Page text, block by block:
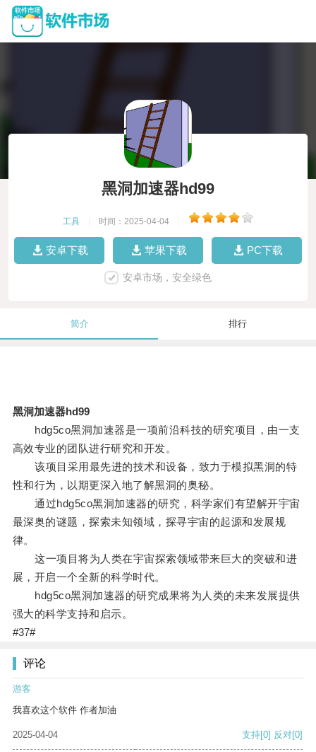
黑洞加速器hd99
工具 时间：2025-04-04
安卓下载 苹果下载 PC下载
安卓市场，安全绿色
简介 排行
黑洞加速器hd99
hdg5co黑洞加速器是一项前沿科技的研究项目，由一支
高效专业的团队进行研究和开发。
该项目采用最先进的技术和设备，致力于模拟黑洞的特
性和行为，以期更深入地了解黑洞的奥秘。
通过hdg5co黑洞加速器的研究，科学家们有望解开宇宙
最深奥的谜题，探索未知领域，探寻宇宙的起源和发展规
律。
这一项目将为人类在宇宙探索领域带来巨大的突破和进
展，开启一个全新的科学时代。
hdg5co黑洞加速器的研究成果将为人类的未来发展提供
强大的科学支持和启示。
#37#
评论
游客
我喜欢这个软件 作者加油
2025-04-04 支持[0] 反对[0]